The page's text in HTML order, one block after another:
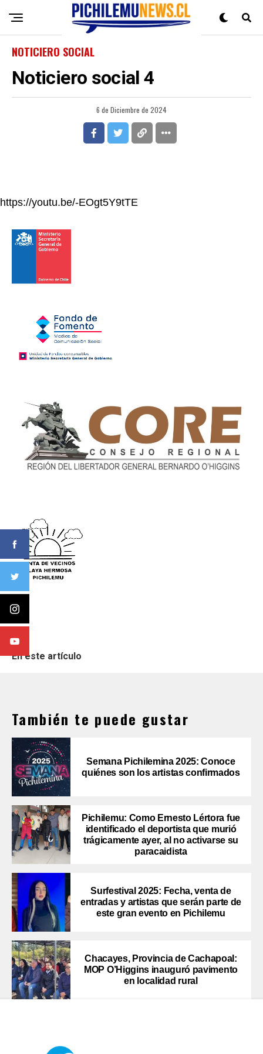
NOTICIERO SOCIAL
Noticiero social 4
6 de Diciembre de 2024
https://youtu.be/-EOgt5Y9tTE
En este artículo
También te puede gustar
Semana Pichilemina 2025: Conoce
quiénes son los artistas confirmados
Pichilemu: Como Ernesto Lértora fue
identificado el deportista que murió
trágicamente ayer, al no activarse su
paracaidista
Surfestival 2025: Fecha, venta de
entradas y artistas que serán parte de
este gran evento en Pichilemu
Chacayes, Provincia de Cachapoal:
MOP O’Higgins inauguró pavimento
en localidad rural